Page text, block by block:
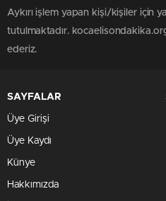
Aykırı işlem yapan kişi/kişiler için
tutulmaktadır.
ederiz.
SAYFALAR
Üye Girişi
Üye Kaydı
Künye
Hakkımızda